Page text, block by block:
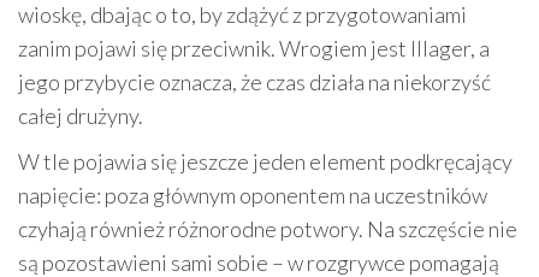
wioskę, dbając o to, by zdążyć z przygotowaniami
zanim pojawi się przeciwnik. Wrogiem jest Illager, a
jego przybycie oznacza, że czas działa na niekorzyść
całej drużyny.
W tle pojawia się jeszcze jeden element podkręcający
napięcie: poza głównym oponentem na uczestników
czyhają również różnorodne potwory. Na szczęście nie
są pozostawieni sami sobie – w rozgrywce pomagają